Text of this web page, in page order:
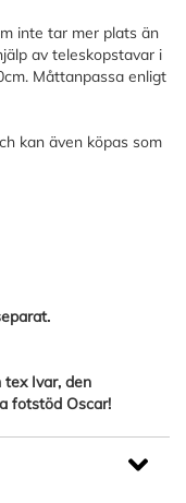
inte tar mer plats än
av teleskopstavar i
Måttanpassa enligt
kan även köpas som
tex Ivar, den
fotstöd Oscar!